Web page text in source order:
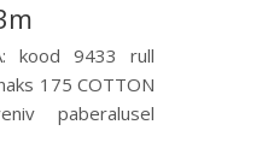
kood 9433 rull
175 COTTON
paberalusel